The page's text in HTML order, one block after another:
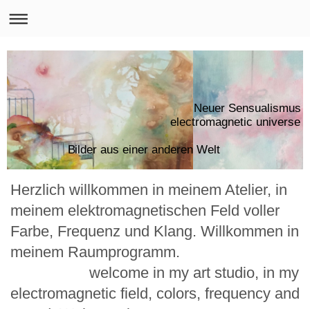
Neuer Sensualismus
Bilder aus einer anderen Welt
Herzlich willkommen in meinem Atelier, in
meinem elektromagnetischen Feld voller
Farbe, Frequenz und Klang. Willkommen in
meinem Raumprogramm.
welcome in my art studio, in my
electromagnetic field, colors, frequency and